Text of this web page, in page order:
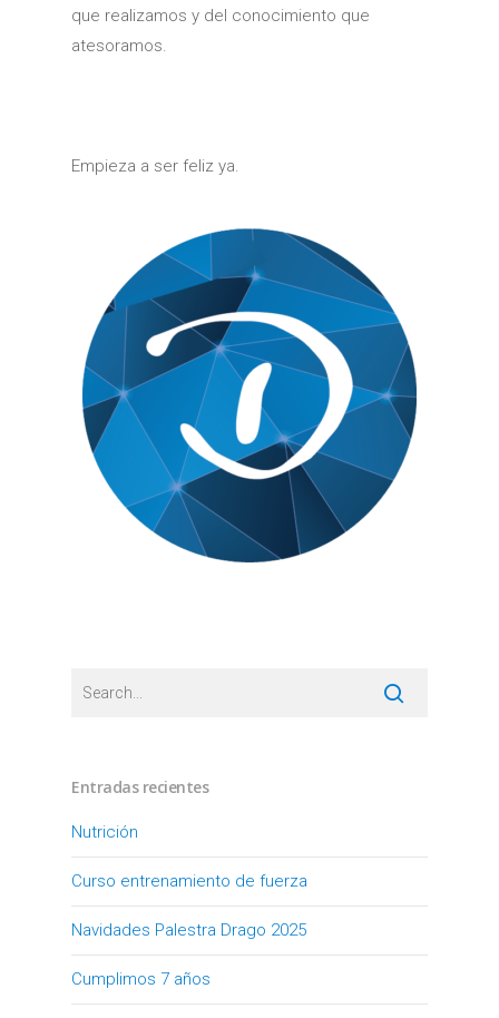
que realizamos y del conocimiento que
atesoramos.
Empieza a ser feliz ya.
Entradas recientes
Nutrición
Curso entrenamiento de fuerza
Navidades Palestra Drago 2025
Cumplimos 7 años